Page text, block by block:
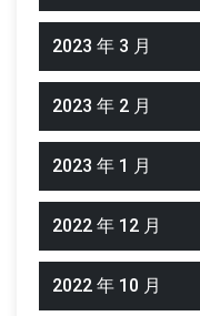
2023 年 3 月
2023 年 2 月
2023 年 1 月
2022 年 12 月
2022 年 10 月